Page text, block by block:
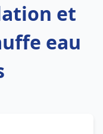
et
eau